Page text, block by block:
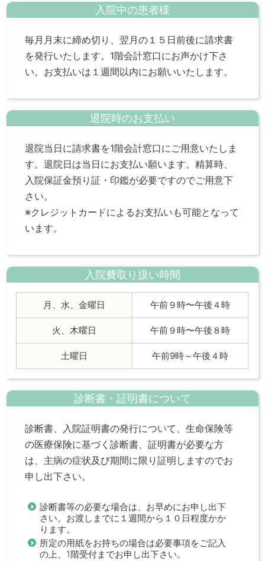
入院中の患者様
毎月月末に締め切り、翌月の１５日前後に請求書
を発行いたします。1階会計窓口にお声かけ下さ
い。お支払いは１週間以内にお願いいたします。
退院時のお支払い
退院当日に請求書を1階会計窓口にご用意いたしま
す。退院日は当日にお支払い願います。精算時、
入院保証金預り証・印鑑が必要ですのでご用意下
さい。
※クレジットカードによるお支払いも可能となって
います。
入院費取り扱い時間
月、水、金曜日 午前９時〜午後４時
火、木曜日 午前９時〜午後８時
土曜日 午前9時～午後４時
診断書・証明書について
診断書、入院証明書の発行について、生命保険等
の医療保険に基づく診断書、証明書が必要な方
は、主病の症状及び期間に限り証明しますのでお
申し出下さい。
診断書等の必要な場合は、お早めにお申し出下
さい。お渡しまでに１週間から１０日程度かか
ります。
所定の用紙をお持ちの場合は必要事項をご記入
の上、1階受付までお申し出下さい。